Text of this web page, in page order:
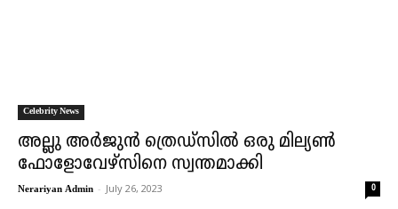
Celebrity News
അല്ലു അർജുൻ ത്രെഡ്‌സിൽ ഒരു മില്യൺ
ഫോളോവേഴ്‌സിനെ സ്വന്തമാക്കി
Nerariyan Admin - July 26, 2023 0